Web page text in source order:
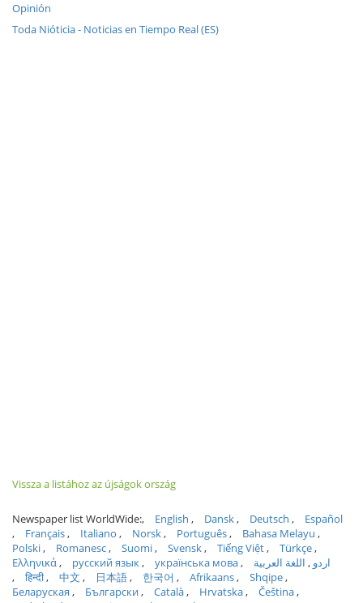
Opinión
Toda Nióticia - Noticias en Tiempo Real (ES)
Vissza a listához az újságok ország
Newspaper list WorldWide: English Dansk Deutsch
Español
Français
Italiano Norsk Português
Bahasa Melayu
Polski
Romanesc Suomi Svensk Tiếng Việt
Türkçe
Ελληνικά
русский язык українська мова اردو
اللغة العربية
हिन्दी
中文 日本語 한국어 Afrikaans
Shqipe
Беларуская
Български Català Hrvatska
Čeština